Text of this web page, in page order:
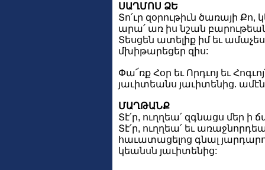
ՍԱՂՄՈՍ ՁԵ
Տո՛ւր զօրութիւն ծառայի Քո,
արա՛ առ իս նշան
Տեսցեն ատելիք իմ եւ
մխիթարեցեր զիս:
Փա՜ռք Հօր եւ Որդւոյ եւ
յաւիտեանս յաւիտենից.
ՄԱՂԹԱՆՔ
Տէ՛ր, ուղղեա՛ զգնացս մեր
Տէ՛ր, ուղղեա՛ եւ
հաւատացելոց գնալ
կեանսն յաւիտենից: